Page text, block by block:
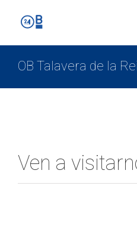
OB Talavera de la
Ven a